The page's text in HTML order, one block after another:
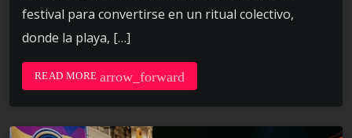
festival para convertirse en un ritual colectivo,
donde la playa, […]
READ MORE arrow_forward